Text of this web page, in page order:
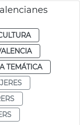
TEMÁTICA